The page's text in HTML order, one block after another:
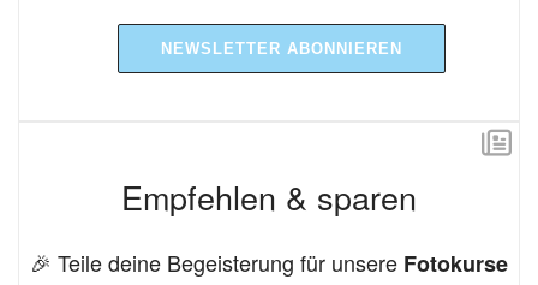
NEWSLETTER ABONNIEREN
Empfehlen & sparen
🎉 Teile deine Begeisterung für unsere Fotokurse